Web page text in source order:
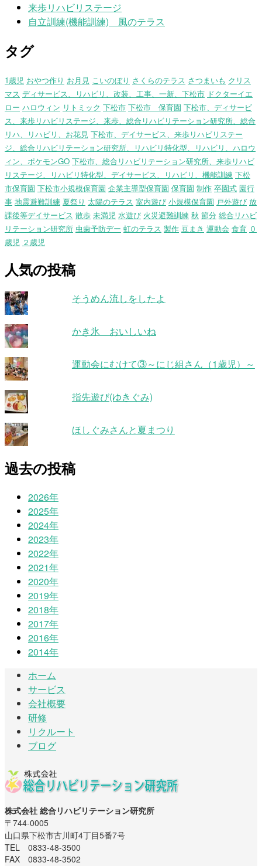
来歩リハビリステージ
自立訓練(機能訓練) 風のテラス
タグ
1歳児 おやつ作り お月見 こいのぼり さくらのテラス さつまいも クリス
マス ディサービス、リハビリ、改装、工事、一新、下松市 ドクターイエ
ロー ハロウィン リトミック 下松市 下松市 保育園 下松市、ディサービ
ス、来歩リハビリステージ、来歩、総合リハビリテーション研究所、総合
リハ、リハビリ、お花見 下松市、デイサービス、来歩リハビリステー
ジ、総合リハビリテーション研究所、リハビリ特化型、リハビリ、ハロウ
ィン、ポケモンGO 下松市、総合リハビリテーション研究所、来歩リハビ
リステージ、リハビリ特化型、デイサービス、リハビリ、機能訓練 下松
市保育園 下松市小規模保育園 企業主導型保育園 保育園 制作 卒園式 園行
事 地震避難訓練 夏祭り 太陽のテラス 室内遊び 小規模保育園 戸外遊び 放
課後等デイサービス 散歩 未満児 水遊び 火災避難訓練 秋 節分 総合リハビ
リテーション研究所 虫歯予防デー 虹のテラス 製作 豆まき 運動会 食育 ０
歳児 ２歳児
人気の投稿
そうめん流しをしたよ
かき氷 おいしいね
運動会にむけて③～にじ組さん（1歳児）～
指先遊び(ゆきぐみ)
ほしぐみさんと夏まつり
過去の投稿
2026年
2025年
2024年
2023年
2022年
2021年
2020年
2019年
2018年
2017年
2016年
2014年
ホーム
サービス
会社概要
研修
リクルート
ブログ
株式会社 総合リハビリテーション研究所
〒744-0005
山口県下松市古川町4丁目5番7号
TEL 0833-48-3500
FAX 0833-48-3502